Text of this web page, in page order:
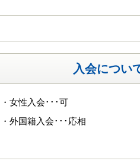
入会につい
・女性入会･･･可
・外国籍入会･･･応相